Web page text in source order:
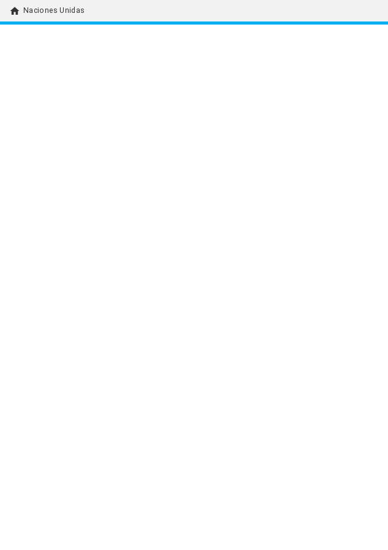
home Naciones Unidas